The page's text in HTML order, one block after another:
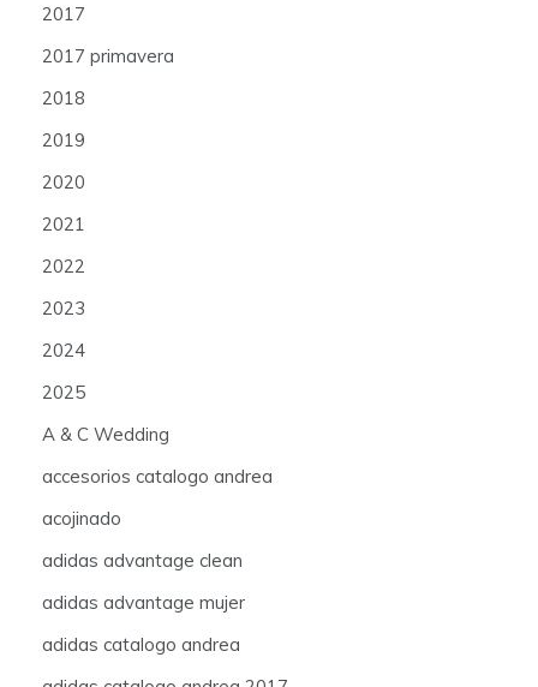
2017
2017 primavera
2018
2019
2020
2021
2022
2023
2024
2025
A & C Wedding
accesorios catalogo andrea
acojinado
adidas advantage clean
adidas advantage mujer
adidas catalogo andrea